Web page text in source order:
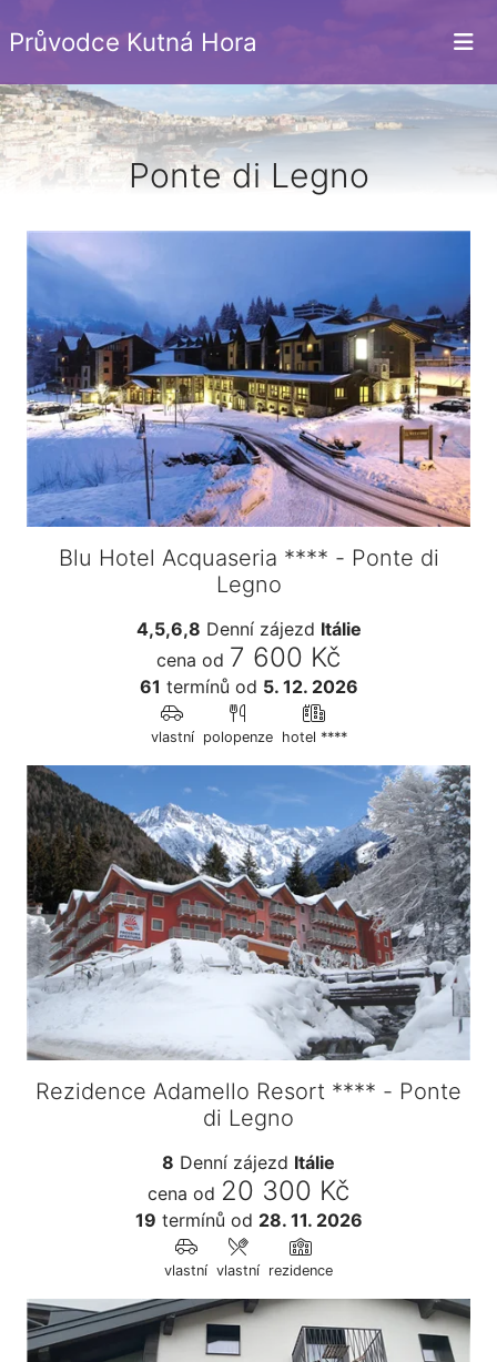
Průvodce Kutná Hora
Ponte di Legno
Blu Hotel Acquaseria **** - Ponte di
Legno
4,5,6,8 Denní zájezd Itálie
cena od 7 600 Kč
61 termínů od 5. 12. 2026
vlastní polopenze hotel ****
Rezidence Adamello Resort **** - Ponte
di Legno
8 Denní zájezd Itálie
cena od 20 300 Kč
19 termínů od 28. 11. 2026
vlastní vlastní rezidence